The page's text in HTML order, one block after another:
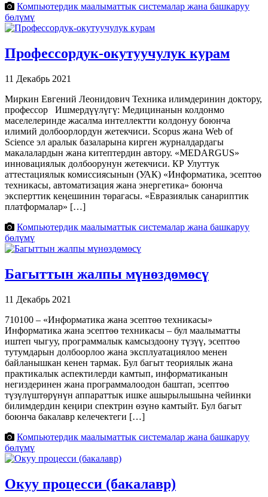
Компьютердик маалыматтык системалар жана башкаруу
бөлүмү
Профессордук-окутуучулук курам
11 Декабрь 2021
Миркин Евгений Леонидович Техника илимдеринин доктору,
профессор Ишмердүүлүгү: Медицинанын колдонмо
маселелеринде жасалма интеллектти колдонуу боюнча
илимий долбоорлордун жетекчиси. Scopus жана Web of
Science эл аралык базаларына кирген журналдардагы
макалалардын жана китептердин автору. «MEDARGUS»
инновациялык долбоорунун жетекчиси. КР Улуттук
аттестациялык комиссиясынын (УАК) «Информатика, эсептөө
техникасы, автоматизация жана энергетика» боюнча
эксперттик кеңешинин төрагасы. «Евразиялык санариптик
платформалар» […]
Компьютердик маалыматтык системалар жана башкаруу
бөлүмү
Багыттын жалпы мүнөздөмөсү
11 Декабрь 2021
710100 – «Информатика жана эсептөө техникасы»
Информатика жана эсептөө техникасы – бул маалыматты
иштеп чыгуу, программалык камсыздоону түзүү, эсептөө
тутумдарын долбоорлоо жана эксплуатациялоо менен
байланышкан кенен тармак. Бул багыт теориялык жана
практикалык аспектилерди камтып, информатиканын
негиздеринен жана программалоодон баштап, эсептөө
түзүлүштөрүнүн аппараттык ишке ашырылышына чейинки
билимдердин кеңири спектрин өзүнө камтыйт. Бул багыт
боюнча бакалавр келечектеги […]
Компьютердик маалыматтык системалар жана башкаруу
бөлүмү
Окуу процесси (бакалавр)